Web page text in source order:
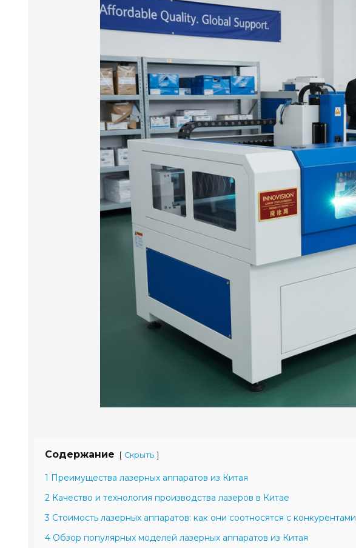
Содержание [ Скрыть ]
1 Преимущества лазерных аппаратов из Китая
2 Качество и технология производства лазеров в Китае
3 Стоимость лазерных аппаратов: как они соотносятся с конкурентами
4 Обзор популярных моделей лазерных аппаратов из Китая